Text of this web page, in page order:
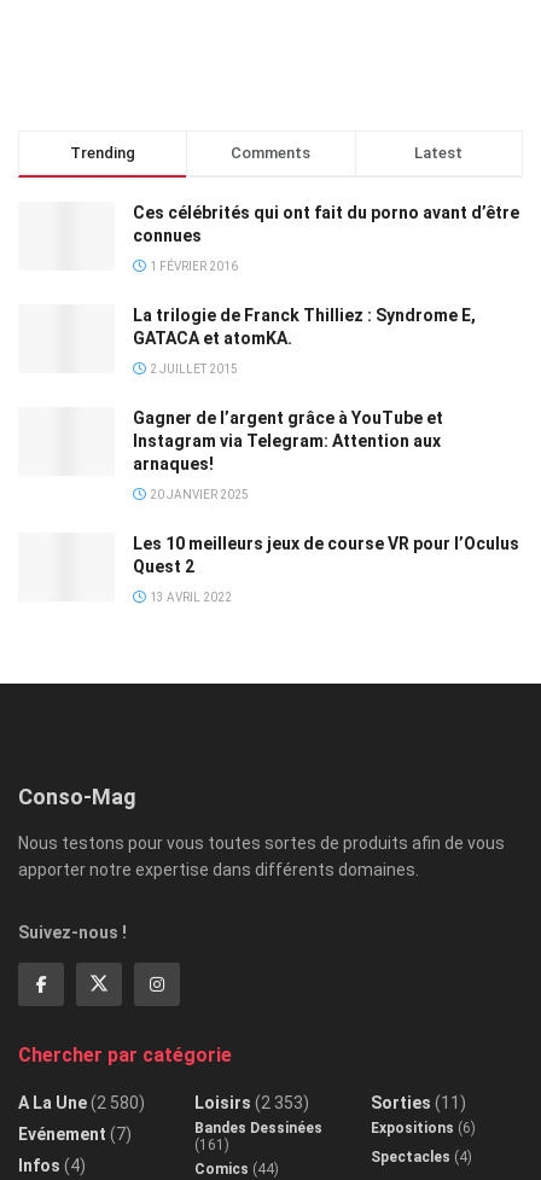
Trending Comments Latest
Ces célébrités qui ont fait du porno avant d’être
connues
1 FÉVRIER 2016
La trilogie de Franck Thilliez : Syndrome E,
GATACA et atomKA.
2 JUILLET 2015
Gagner de l’argent grâce à YouTube et
Instagram via Telegram: Attention aux
arnaques!
20 JANVIER 2025
Les 10 meilleurs jeux de course VR pour l’Oculus
Quest 2
13 AVRIL 2022
Conso-Mag
Nous testons pour vous toutes sortes de produits afin de vous
apporter notre expertise dans différents domaines.
Suivez-nous !
Chercher par catégorie
A La Une(2 580)
Evénement (7)
Infos (4)
Loisirs (2 353)
Bandes Dessinées
(161)
Comics (44)
Sorties (11)
Expositions (6)
Spectacles (4)